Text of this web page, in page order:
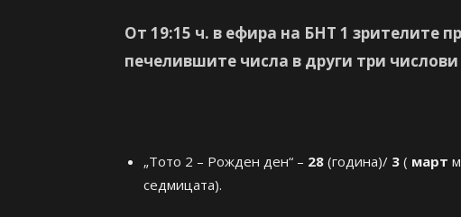
От 19:15 ч. в ефира на БНТ 1 зрителите
печелившите числа в други три числови
„Тото 2 – Рожден ден“ – 28 (година)/ 3 ( март
седмицата).